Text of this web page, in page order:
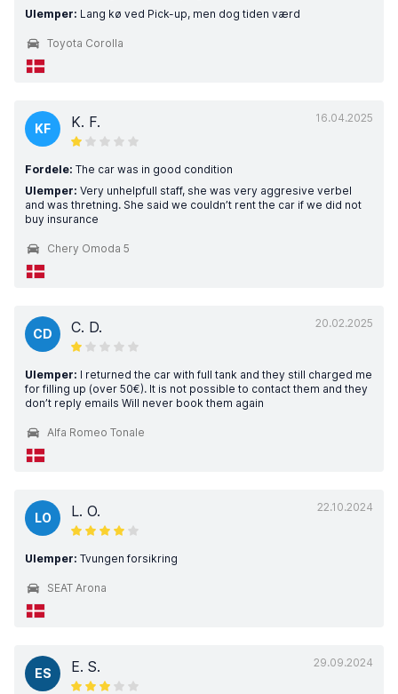
Ulemper: Lang kø ved Pick-up, men dog tiden værd
Toyota Corolla
16.04.2025
KF K. F.
Fordele: The car was in good condition
Ulemper: Very unhelpfull staff, she was very aggresive verbel
and was thretning. She said we couldn’t rent the car if we did not
buy insurance
Chery Omoda 5
20.02.2025
CD C. D.
Ulemper: I returned the car with full tank and they still charged me
for filling up (over 50€). It is not possible to contact them and they
don’t reply emails Will never book them again
Alfa Romeo Tonale
22.10.2024
LO L. O.
Ulemper: Tvungen forsikring
SEAT Arona
29.09.2024
ES E. S.